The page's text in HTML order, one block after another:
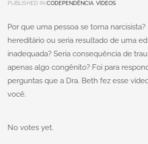
PUBLISHED IN CODEPENDÊNCIA, VÍDEOS
Por que uma pessoa se torna
hereditário ou seria resultado de uma
inadequada? Seria consequência de
apenas algo congênito? Foi para
perguntas que a Dra. Beth fez esse
você.
No votes yet.